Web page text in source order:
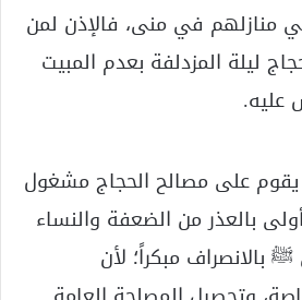
منازلهم في منى، فالإذن لمن
ليلة المزدلفة بعدم المبيت
عليه.
على مصالح الحجاج مشغول
بالعذر من الضعفة والنساء
بالانصراف مبكراً؛ لأن